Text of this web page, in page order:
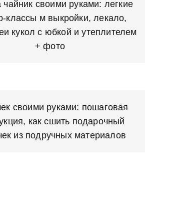
чайник своими руками: легкие
классы м выкройки, лекало,
кукол с юбкой и утеплителем
+ фото
своими руками: пошаговая
как сшить подарочный
из подручных материалов